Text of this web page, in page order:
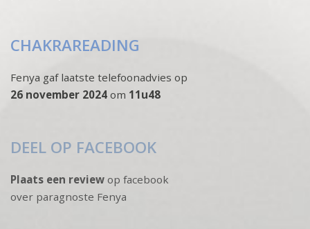
CHAKRAREADING
Fenya gaf laatste telefoonadvies op
26 november 2024 om 11u48
DEEL OP FACEBOOK
Plaats een review op facebook
over paragnoste Fenya